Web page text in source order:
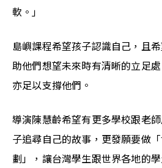
軟。」
島嶼課程希望孩子認識自己，且
助他們想望未來時有清晰的立足
亦足以支撐他們。
導演陳慧齡希望有更多學校跟老
子追尋自己的故事，更發願要做
劃」，讓台灣學生跟世界各地的